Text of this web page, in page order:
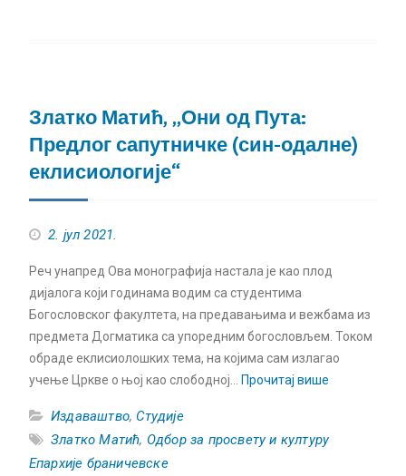
Златко Матић, „Они од Пута:
Предлог сапутничке (син-одалне)
еклисиологије“
2. јул 2021.
Реч унапред Ова монографија настала је као плод
дијалога који годинама водим са студентима
Богословског факултета, на предавањима и вежбама из
предмета Догматикa са упоредним богословљем. Током
обраде еклисиолошких тема, на којима сам излагао
учење Цркве о њој као слободној…
Прочитај више
Издаваштво, Студије
Златко Матић, Одбор за просвету и културу
Епархије браничевске